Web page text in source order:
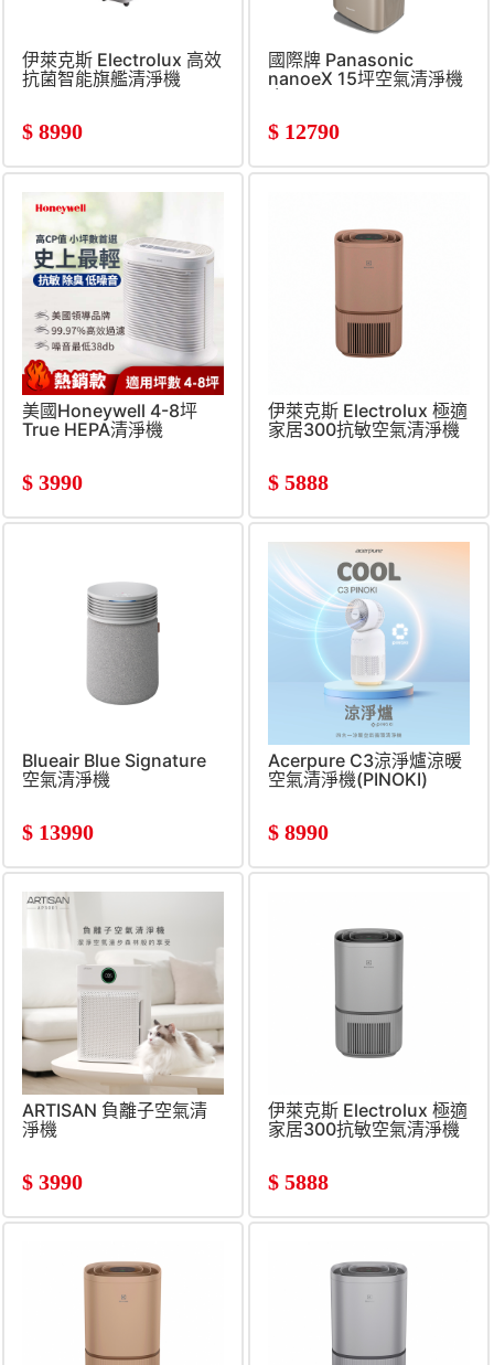
伊萊克斯 Electrolux 高效
抗菌智能旗艦清淨機
$ 8990
國際牌 Panasonic
nanoeX 15坪空氣清淨機
$ 12790
美國Honeywell 4-8坪
True HEPA清淨機
$ 3990
伊萊克斯 Electrolux 極適
家居300抗敏空氣清淨機
$ 5888
Blueair Blue Signature
空氣清淨機
$ 13990
Acerpure C3涼淨爐涼暖
空氣清淨機(PINOKI)
$ 8990
ARTISAN 負離子空氣清
淨機
$ 3990
伊萊克斯 Electrolux 極適
家居300抗敏空氣清淨機
$ 5888